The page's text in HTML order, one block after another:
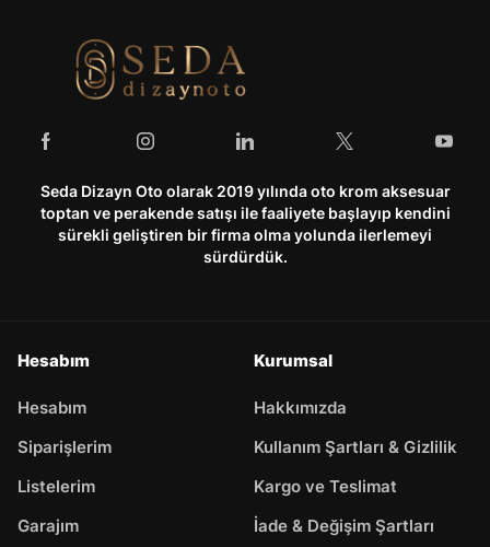
Seda Dizayn Oto olarak 2019 yılında oto krom aksesuar
toptan ve perakende satışı ile faaliyete başlayıp kendini
sürekli geliştiren bir firma olma yolunda ilerlemeyi
sürdürdük.
Hesabım
Hesabım
Siparişlerim
Listelerim
Garajım
Kurumsal
Hakkımızda
Kullanım Şartları & Gizlilik
Kargo ve Teslimat
İade & Değişim Şartları